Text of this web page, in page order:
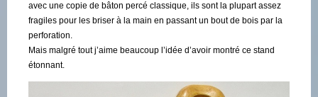
avec une copie de bâton percé classique, ils sont la plupart assez
fragiles pour les briser à la main en passant un bout de bois par la
perforation.
Mais malgré tout j’aime beaucoup l’idée d’avoir montré ce stand
étonnant.